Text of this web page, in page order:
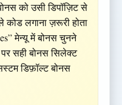
को उसी डिपॉज़िट से
कोड लगाना ज़रूरी होता
मेन्यू में बोनस चुनने
सही बोनस सिलेक्ट
डिफ़ॉल्ट बोनस